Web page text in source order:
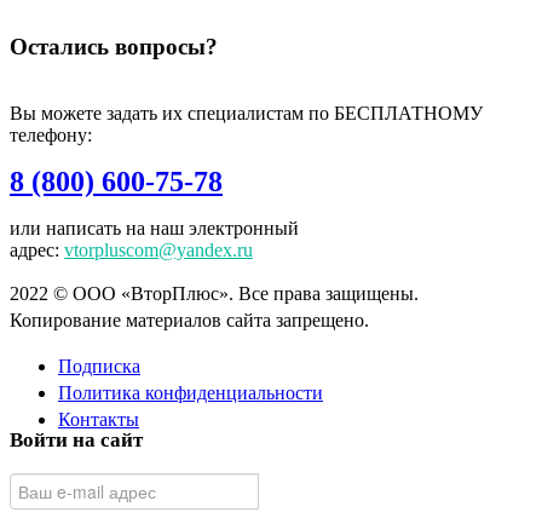
Остались вопросы?
Вы можете задать их специалистам по БЕСПЛАТНОМУ
телефону:
8 (800) 600-75-78
или написать на наш электронный
адрес: vtorpluscom@yandex.ru
2022 © ООО «ВторПлюс». Все права защищены.
Копирование материалов сайта запрещено.
Подписка
Политика конфиденциальности
Контакты
Войти на сайт